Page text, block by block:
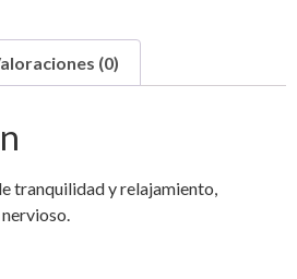
(0)
tranquilidad y relajamiento,